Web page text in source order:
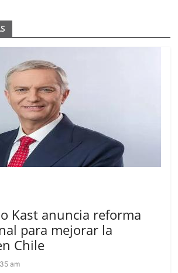
Kast anuncia reforma
para mejorar la
Chile
am